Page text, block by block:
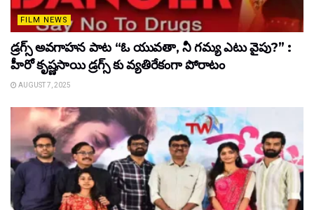
FILM NEWS
డ్రగ్స్ అవగాహన పాట “ఓ యువతా, నీ గమ్య ఎటు వైపు?” :
హీరో కృష్ణసాయి డ్రగ్స్ కు వ్యతిరేకంగా పోరాటం
AUGUST 7, 2025